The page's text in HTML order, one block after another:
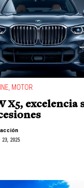
, MOTOR
X5, excelencia
2025